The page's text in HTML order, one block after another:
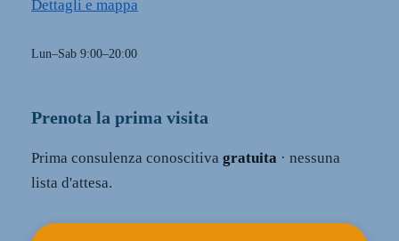
Dettagli e mappa
Lun–Sab 9:00–20:00
Prenota la prima visita
Prima consulenza conoscitiva gratuita · nessuna
lista d'attesa.